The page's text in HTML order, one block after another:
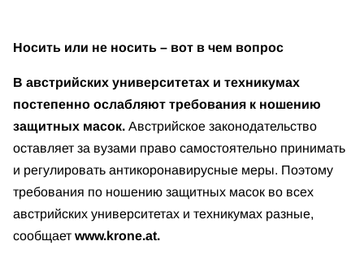
Носить или не носить – вот в чем вопрос
В австрийских университетах и техникумах
постепенно ослабляют требования к ношению
защитных масок. Австрийское законодательство
оставляет за вузами право самостоятельно принимать
и регулировать антикоронавирусные меры. Поэтому
требования по ношению защитных масок во всех
австрийских университетах и техникумах разные,
сообщает www.krone.at.